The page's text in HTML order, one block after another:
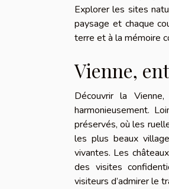
Explorer les sites
paysage et chaque
terre et à la mémoire
Vienne,
Découvrir la
harmonieusement.
préservés, où les
les plus beaux
vivantes. Les
des visites
visiteurs d’admirer le